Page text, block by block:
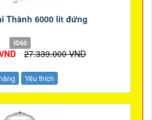
Thành 6000 lít đứng
ID60
27.339.000 VND
Yêu thích